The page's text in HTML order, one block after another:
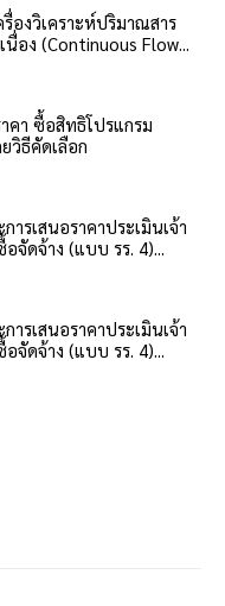
องวิเคราะห์ปริมาณสาร
อง (Continuous Flow...
คา ซื้อสิทธิโปรแกรม
วิธีคัดเลือก
ารเสนอราคาประเมินเจ้า
จัดจ้าง (แบบ รร. 4)...
ารเสนอราคาประเมินเจ้า
จัดจ้าง (แบบ รร. 4)...